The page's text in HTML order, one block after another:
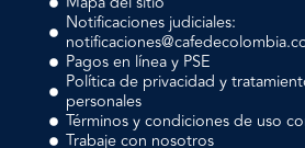
Notificaciones judiciales:
Pagos en línea y PSE
Política de privacidad y
personales
Términos y condiciones de uso
Trabaje con nosotros